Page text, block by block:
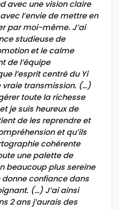
avec une vision claire
l’envie de mettre en
par moi-même. J’ai
studieuse de
et le calme
de l’équipe
l’esprit centré du Yi
transmission. (…)
toute la richesse
je suis heureux de
de les reprendre et
et qu’ils
cohérente
une palette de
beaucoup plus sereine
confiance dans
(…) J’ai ainsi
2 ans j’aurais des